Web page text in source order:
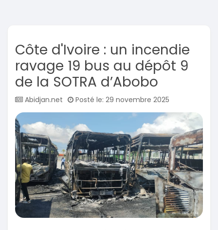
Côte d'Ivoire : un incendie
ravage 19 bus au dépôt 9
de la SOTRA d’Abobo
Abidjan.net Posté le: 29 novembre 2025